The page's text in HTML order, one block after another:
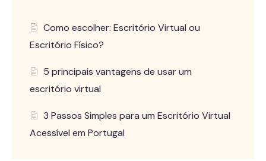
Como escolher: Escritório Virtual ou
Escritório Físico?
5 principais vantagens de usar um
escritório virtual
3 Passos Simples para um Escritório Virtual
Acessível em Portugal